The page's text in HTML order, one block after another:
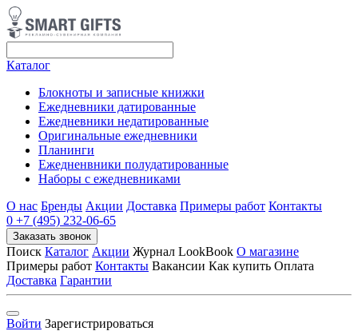
Каталог
Блокноты и записные книжки
Ежедневники датированные
Ежедневники недатированные
Оригинальные ежедневники
Планинги
Ежедненвники полудатированные
Наборы с ежедневниками
О нас Бренды Акции Доставка Примеры работ Контакты
0 +7 (495) 232-06-65
Заказать звонок
Поиск Каталог Акции Журнал LookBook О магазине
Примеры работ Контакты Вакансии Как купить Оплата
Доставка Гарантии
Войти Зарегистрироваться